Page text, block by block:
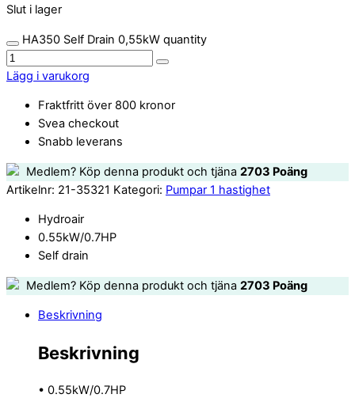
Slut i lager
HA350 Self Drain 0,55kW quantity
Lägg i varukorg
Fraktfritt över 800 kronor
Svea checkout
Snabb leverans
Medlem? Köp denna produkt och tjäna 2703 Poäng
Artikelnr: 21-35321 Kategori: Pumpar 1 hastighet
Hydroair
0.55kW/0.7HP
Self drain
Medlem? Köp denna produkt och tjäna 2703 Poäng
Beskrivning
Beskrivning
• 0.55kW/0.7HP